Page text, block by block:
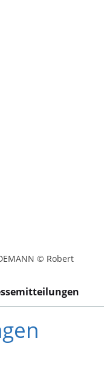
© Robert